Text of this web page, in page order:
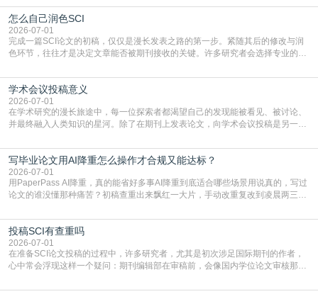
战与困惑。从选题立意到投稿回应，每一步都需要精心的策略与扎实的工作。本
篇AEIC学术交流中心小编就为大家介绍“发SCI文章”。一、精准定位是成功的第
一步发表SCI文章，首要解决的问题是“投
怎么自己润色SCI
2026-07-01
完成一篇SCI论文的初稿，仅仅是漫长发表之路的第一步。紧随其后的修改与润
色环节，往往才是决定文章能否被期刊接收的关键。许多研究者会选择专业的语
质量，更能在此过程中深化对学术写作的理解。如何系统、高效地打磨自己的论
文，使其在语言和学术表达上更符合国际期刊的要求，是每位研究者值得投入学
习的技能。本篇AEIC学术交流中心小编就为大家介
学术会议投稿意义
2026-07-01
在学术研究的漫长旅途中，每一位探索者都渴望自己的发现能被看见、被讨论、
并最终融入人类知识的星河。除了在期刊上发表论文，向学术会议投稿是另一个
广阔学术天地的大门，连接着个体研究与社会网络。本篇AEIC学术交流中心小编
就为大家介绍“学术会议投稿意义”。一、加速研究成果的传播与反馈学术会议通
常具有周期短、时效性强的特点。相比期刊漫长的
写毕业论文用AI降重怎么操作才合规又能达标？
2026-07-01
用PaperPass AI降重，真的能省好多事AI降重到底适合哪些场景用说真的，写过
论文的谁没懂那种痛苦？初稿查重出来飘红一大片，手动改重复改到凌晨两三
到秃头。这时候靠谱的AI降重真的就是救命稻草，选对工具，半天就能搞定你两
三天都做不完的事。不是所有人都需要用AI降重，但如果你符合下面这些场景，
真的可以试试：初稿写完重复率远超要
投稿SCI有查重吗
2026-07-01
在准备SCI论文投稿的过程中，许多研究者，尤其是初次涉足国际期刊的作者，
心中常会浮现这样一个疑问：期刊编辑部在审稿前，会像国内学位论文审核那
论文的初审通过率。实际上，SCI期刊对重复内容的审查是严谨投稿流程中不可